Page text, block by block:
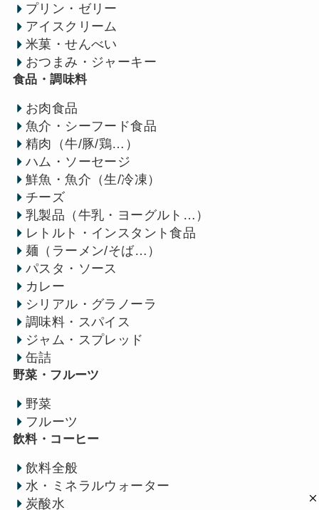
プリン・ゼリー
アイスクリーム
米菓・せんべい
おつまみ・ジャーキー
食品・調味料
お肉食品
魚介・シーフード食品
精肉（牛/豚/鶏…）
ハム・ソーセージ
鮮魚・魚介（生/冷凍）
チーズ
乳製品（牛乳・ヨーグルト…）
レトルト・インスタント食品
麺（ラーメン/そば…）
パスタ・ソース
カレー
シリアル・グラノーラ
調味料・スパイス
ジャム・スプレッド
缶詰
野菜・フルーツ
野菜
フルーツ
飲料・コーヒー
飲料全般
水・ミネラルウォーター
炭酸水